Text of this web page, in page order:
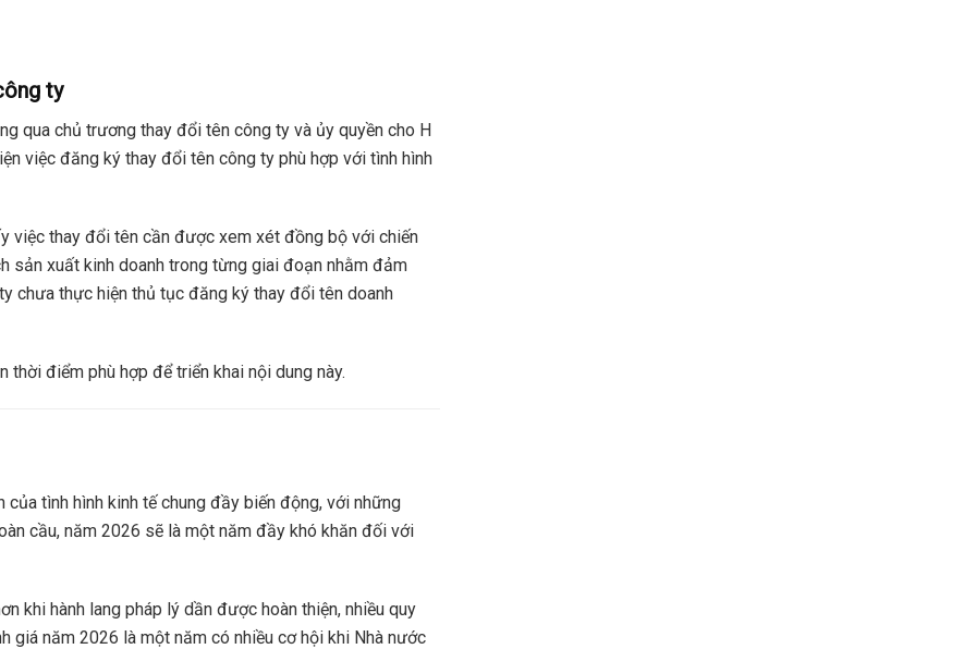
ty
qua chủ trương thay đổi tên công ty và ủy quyền cho H
việc đăng ký thay đổi tên công ty phù hợp với tình hình
việc thay đổi tên cần được xem xét đồng bộ với chiến
sản xuất kinh doanh trong từng giai đoạn nhằm đảm
chưa thực hiện thủ tục đăng ký thay đổi tên doanh
điểm phù hợp để triển khai nội dung này.
tình hình kinh tế chung đầy biến động, với những
cầu, năm 2026 sẽ là một năm đầy khó khăn đối với
khi hành lang pháp lý dần được hoàn thiện, nhiều quy
giá năm 2026 là một năm có nhiều cơ hội khi Nhà nước